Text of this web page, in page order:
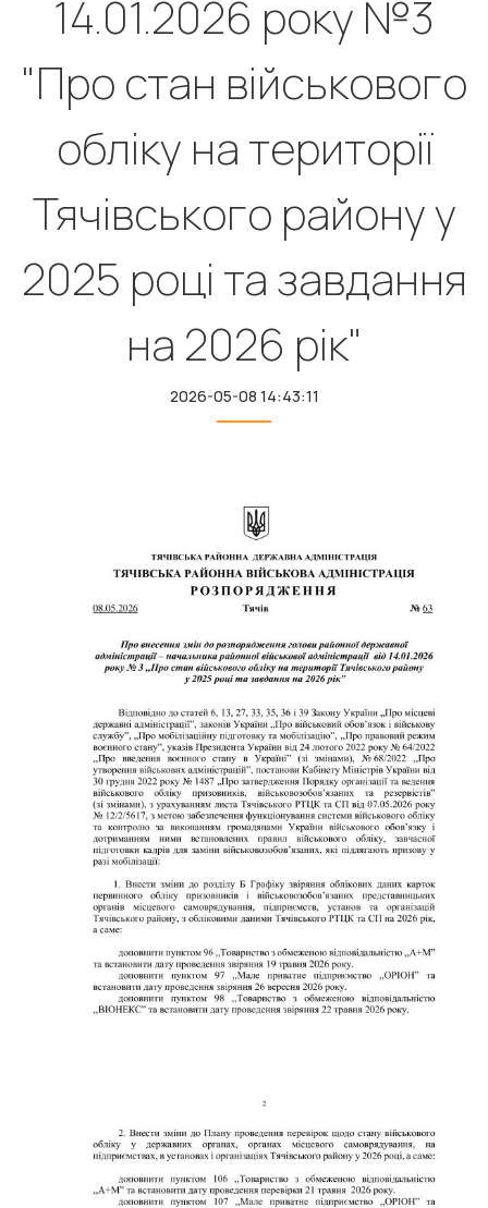
14.01.2026 року №3
"Про стан військового
обліку на території
Тячівського району у
2025 році та завдання
на 2026 рік"
2026-05-08 14:43:11